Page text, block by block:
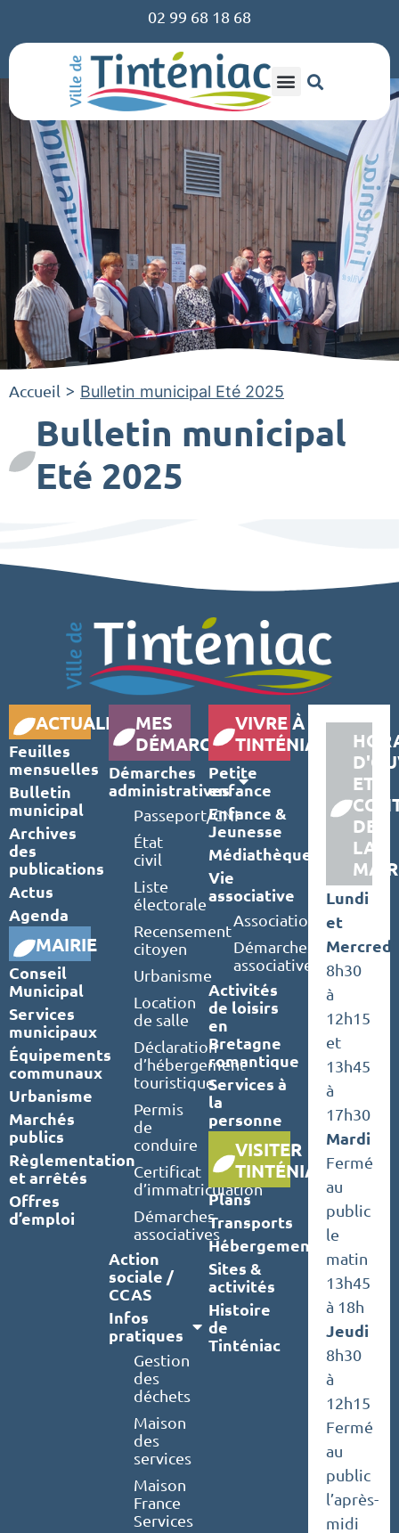
02 99 68 18 68
Accueil > Bulletin municipal Eté 2025
Bulletin municipal
Eté 2025
ACTUALITÉS
Feuilles
mensuelles
Bulletin
municipal
Archives
des
publications
Actus
Agenda
MAIRIE
Conseil
Municipal
Services
municipaux
Équipements
communaux
Urbanisme
Marchés
publics
Règlementation
et arrêtés
Offres
d’emploi
MES
DÉMARCHES
Démarches
administratives
Passeport/CNI
État
civil
Liste
électorale
Recensement
citoyen
Urbanisme
Location
de salle
Déclaration
d’hébergement
touristique
Permis
de
conduire
Certificat
d’immatriculation
Démarches
associatives
Action
sociale /
CCAS
Infos
pratiques
Gestion
des
déchets
Maison
des
services
Maison
France
Services
VIVRE À
TINTÉNIAC
Petite
enfance
Enfance &
Jeunesse
Médiathèque
Vie
associative
Associations
Démarches
associatives
Activités
de loisirs
en
Bretagne
romantique
Services à
la
personne
VISITER
TINTÉNIAC
Plans
Transports
Hébergements
Sites &
activités
Histoire
de
Tinténiac
ET
DE
LA
Lundi
et
Mercredi
8h30
à
12h15
et
13h45
à
17h30
Mardi
Fermé
au
public
le
matin
13h45
à 18h
Jeudi
8h30
à
12h15
Fermé
au
public
l’après-
midi